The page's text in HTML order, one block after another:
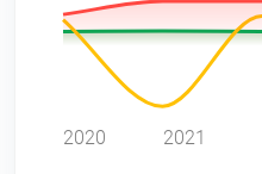
2020 2021